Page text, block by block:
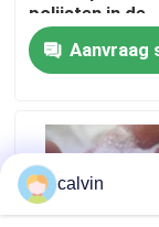
Vraag een
Ceramische
Het
Ceramisch
polijsten in de
optische lens-
te verbeteren
Aanvraag
calvin